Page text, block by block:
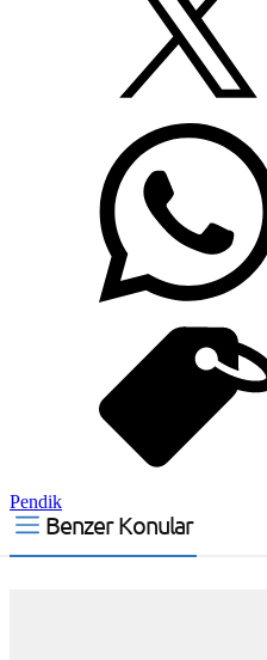
Pendik
Benzer Konular